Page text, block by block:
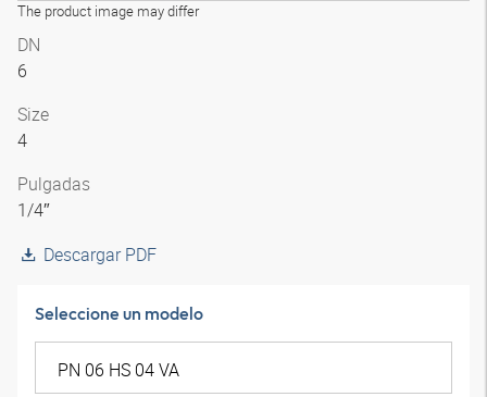
The product image may differ
DN
6
Size
4
Pulgadas
1/4″
Descargar PDF
Seleccione un modelo